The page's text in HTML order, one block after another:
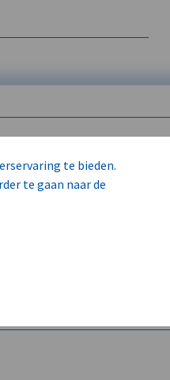
te bieden.
te gaan naar de
niet enkel de dVO community
Member voor €72/mnd en